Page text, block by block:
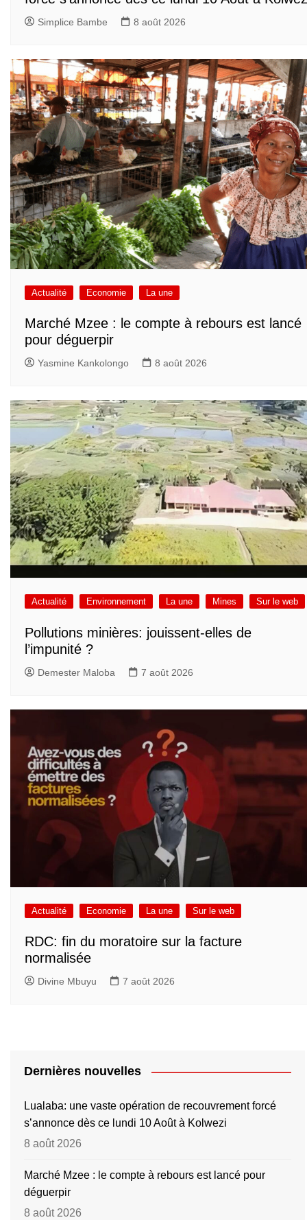
Simplice Bambe 8 août 2026
Actualité Economie La une
Marché Mzee : le compte à rebours est lancé
pour déguerpir
Yasmine Kankolongo 8 août 2026
Actualité Environnement La une Mines Sur le web
Pollutions minières: jouissent-elles de
l’impunité ?
Demester Maloba 7 août 2026
Actualité Economie La une Sur le web
RDC: fin du moratoire sur la facture
normalisée
Divine Mbuyu 7 août 2026
Dernières nouvelles
Lualaba: une vaste opération de recouvrement forcé
s’annonce dès ce lundi 10 Août à Kolwezi
8 août 2026
Marché Mzee : le compte à rebours est lancé pour
déguerpir
8 août 2026